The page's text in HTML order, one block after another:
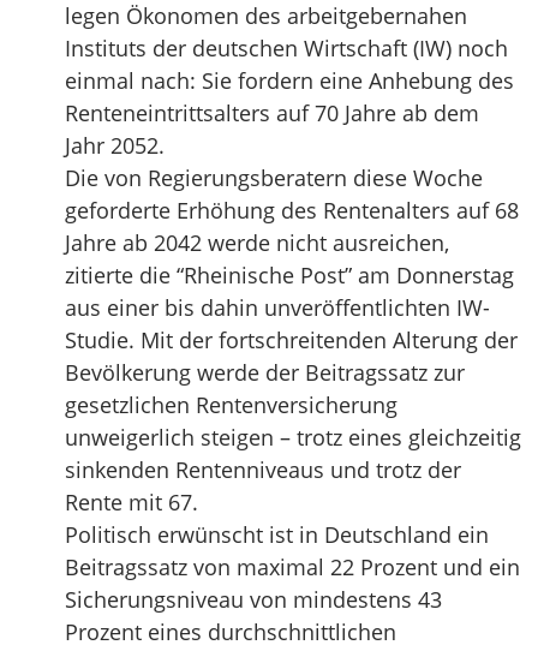
legen Ökonomen des arbeitgebernahen
Instituts der deutschen Wirtschaft (IW) noch
einmal nach: Sie fordern eine Anhebung des
Renteneintrittsalters auf 70 Jahre ab dem
Jahr 2052.
Die von Regierungsberatern diese Woche
geforderte Erhöhung des Rentenalters auf 68
Jahre ab 2042 werde nicht ausreichen,
zitierte die “Rheinische Post” am Donnerstag
aus einer bis dahin unveröffentlichten IW-
Studie. Mit der fortschreitenden Alterung der
Bevölkerung werde der Beitragssatz zur
gesetzlichen Rentenversicherung
unweigerlich steigen – trotz eines gleichzeitig
sinkenden Rentenniveaus und trotz der
Rente mit 67.
Politisch erwünscht ist in Deutschland ein
Beitragssatz von maximal 22 Prozent und ein
Sicherungsniveau von mindestens 43
Prozent eines durchschnittlichen